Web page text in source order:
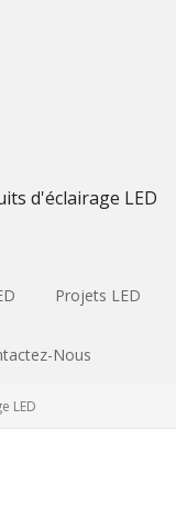
d'éclairage LED
Projets LED
Nous
LED